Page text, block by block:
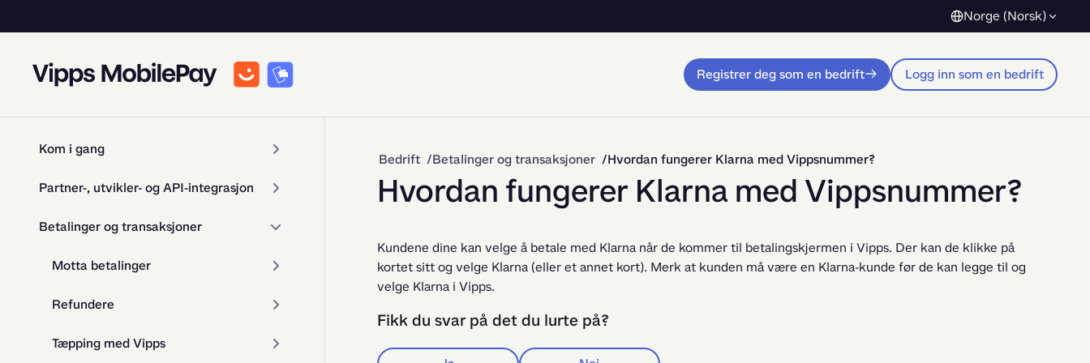
Norge (Norsk)
Registrer deg som en bedrift Logg inn som en bedrift
Kom i gang
Partner-, utvikler- og API-integrasjon
Betalinger og transaksjoner
Motta betalinger
Refundere
Tæpping med Vipps
Bedrift Betalinger og transaksjoner Hvordan fungerer Klarna med Vippsnummer?
Hvordan fungerer Klarna med Vippsnummer?
Kundene dine kan velge å betale med Klarna når de kommer til betalingskjermen i Vipps. Der kan de klikke på
kortet sitt og velge Klarna (eller et annet kort). Merk at kunden må være en Klarna-kunde før de kan legge til og
velge Klarna i Vipps.
Fikk du svar på det du lurte på?